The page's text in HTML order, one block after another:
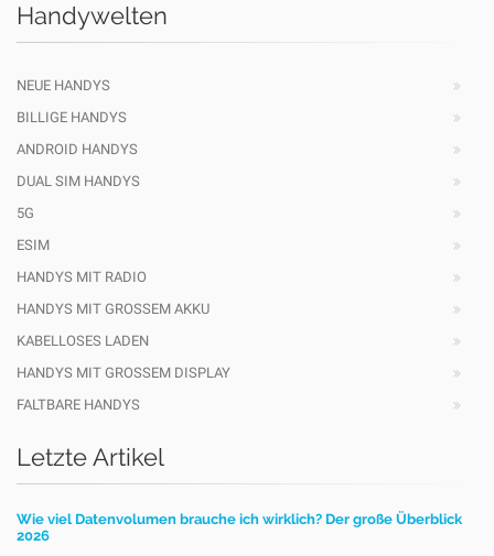
Handywelten
NEUE HANDYS
BILLIGE HANDYS
ANDROID HANDYS
DUAL SIM HANDYS
5G
ESIM
HANDYS MIT RADIO
HANDYS MIT GROSSEM AKKU
KABELLOSES LADEN
HANDYS MIT GROSSEM DISPLAY
FALTBARE HANDYS
Letzte Artikel
Wie viel Datenvolumen brauche ich wirklich? Der große Überblick
2026